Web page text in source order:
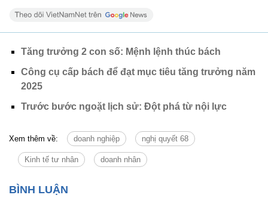
Tăng trưởng 2 con số: Mệnh lệnh thúc bách
Công cụ cấp bách để đạt mục tiêu tăng trưởng năm
2025
Trước bước ngoặt lịch sử: Đột phá từ nội lực
Xem thêm về: doanh nghiệp nghị quyết 68
Kinh tế tư nhân doanh nhân